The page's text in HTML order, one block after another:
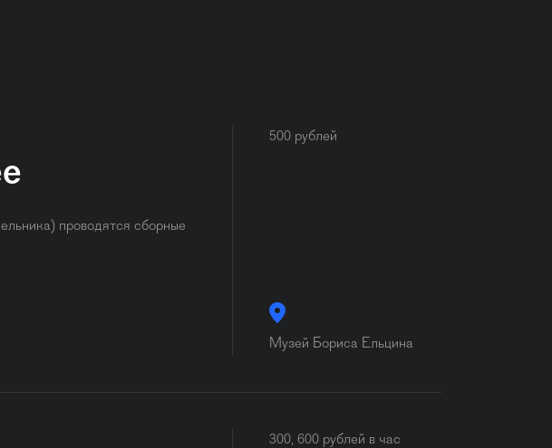
​проводятся сборные
500 рублей
Музей Бориса Ельцина
300, 600 рублей в час